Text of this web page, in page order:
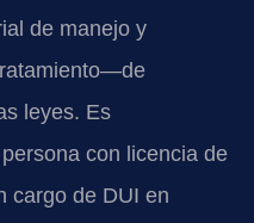
de manejo y
leyes. Es
con licencia de
cargo de DUI en